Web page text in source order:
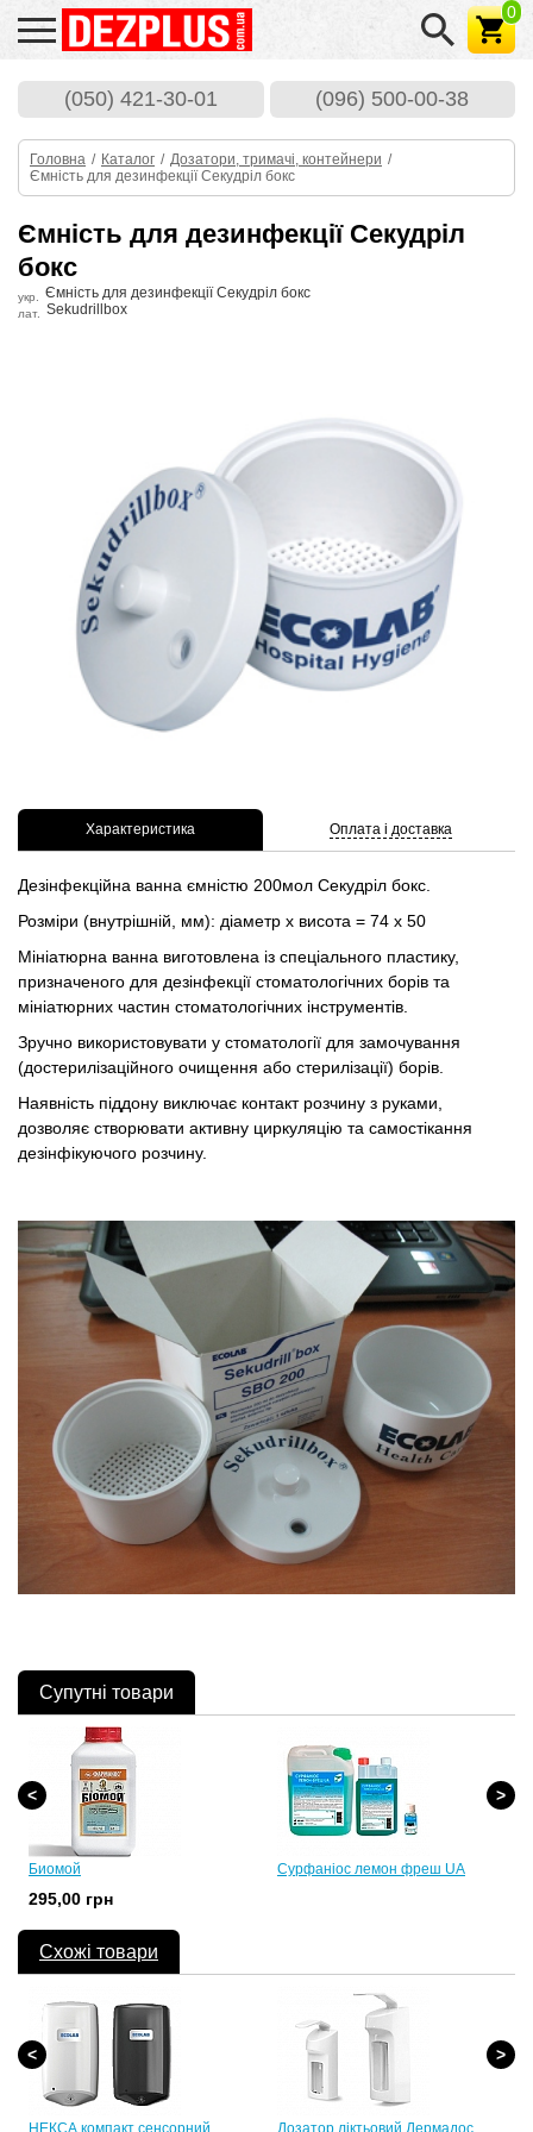
0
(050) 421-30-01 (096) 500-00-38
Головна / Каталог / Дозатори, тримачі, контейнери /
Ємність для дезинфекції Секудріл бокс
Ємність для дезинфекції Секудріл
бокс
укр. Ємність для дезинфекції Секудріл бокс
лат. Sekudrillbox
Характеристика Оплата і доставка
Дезінфекційна ванна ємністю 200мол Секудріл бокс.
Розміри (внутрішній, мм): діаметр х висота = 74 х 50
Мініатюрна ванна виготовлена із спеціального пластику,
призначеного для дезінфекції стоматологічних борів та
мініатюрних частин стоматологічних інструментів.
Зручно використовувати у стоматології для замочування
(достерилізаційного очищення або стерилізації) борів.
Наявність піддону виключає контакт розчину з руками,
дозволяє створювати активну циркуляцію та самостікання
дезінфікуючого розчину.
Супутні товари
Биомой
295,00 грн
Сурфаніос лемон фреш UA
Схожі товари
НЕКСА компакт сенсорний Дозатор ліктьовий Дермадоc